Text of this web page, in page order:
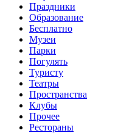
Праздники
Образование
Бесплатно
Музеи
Парки
Погулять
Туристу
Театры
Пространства
Клубы
Прочее
Рестораны